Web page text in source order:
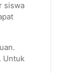
siswa
Untuk